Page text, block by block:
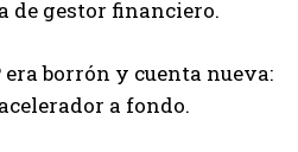
de gestor financiero.
era borrón y cuenta nueva:
a fondo.